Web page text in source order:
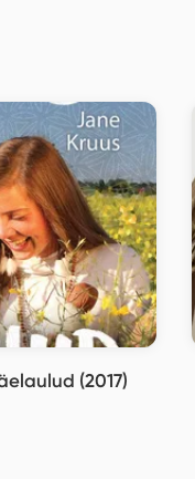
(2017)